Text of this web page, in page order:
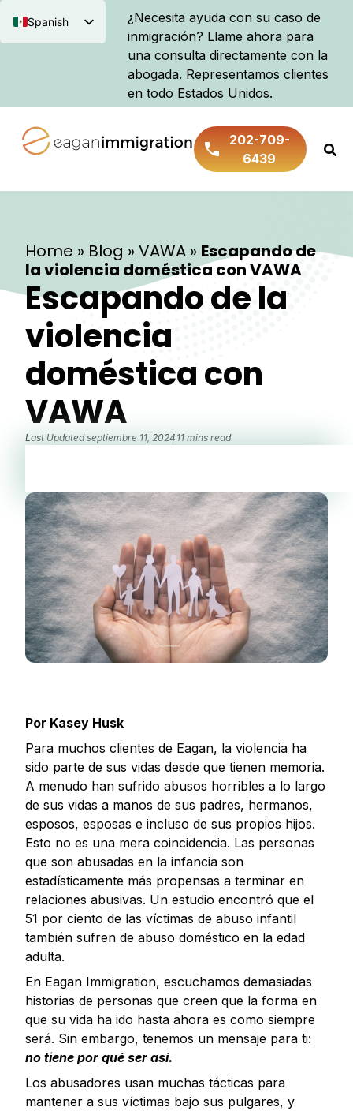
¿Necesita ayuda con su caso de
inmigración? Llame ahora para
una consulta directamente con la
abogada. Representamos clientes
en todo Estados Unidos.
Spanish
English
202-709-
6439
Home » Blog »VAWA » Escapando de
la violencia doméstica con VAWA
Escapando de la
violencia
doméstica con
VAWA
Last Updated septiembre 11, 2024 11 mins read
Por Kasey Husk
Para muchos clientes de Eagan, la violencia ha
sido parte de sus vidas desde que tienen memoria.
A menudo han sufrido abusos horribles a lo largo
de sus vidas a manos de sus padres, hermanos,
esposos, esposas e incluso de sus propios hijos.
Esto no es una mera coincidencia. Las personas
que son abusadas en la infancia son
estadísticamente más propensas a terminar en
relaciones abusivas. Un estudio encontró que el
51 por ciento de las víctimas de abuso infantil
también sufren de abuso doméstico en la edad
adulta.
En Eagan Immigration, escuchamos demasiadas
historias de personas que creen que la forma en
que su vida ha ido hasta ahora es como siempre
será. Sin embargo, tenemos un mensaje para ti:
no tiene por qué ser así.
Los abusadores usan muchas tácticas para
mantener a sus víctimas bajo sus pulgares, y